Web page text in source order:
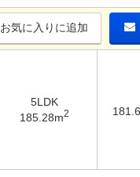
お気に入りに追加
5LDK
185.28m2